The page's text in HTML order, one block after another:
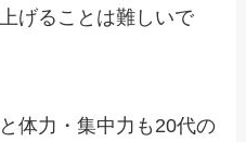
げることは難しいで
体力・集中力も20代の